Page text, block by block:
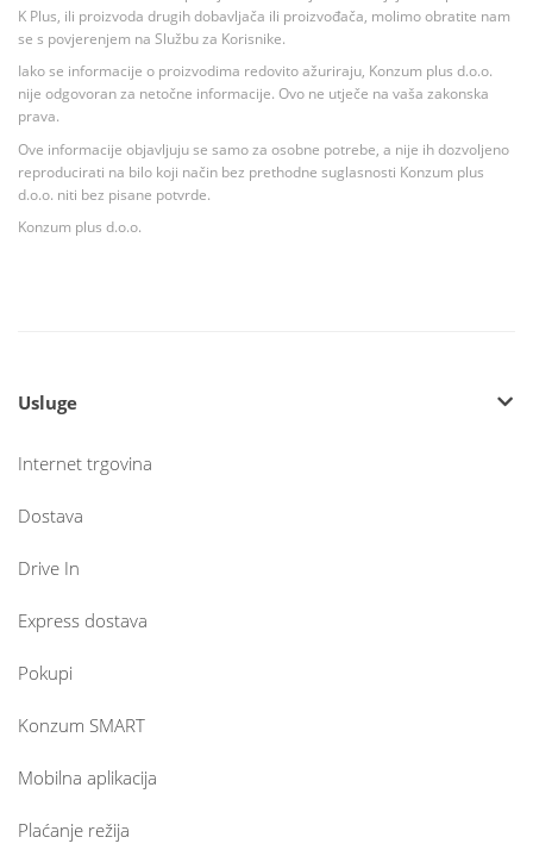
K Plus, ili proizvoda drugih dobavljača ili proizvođača, molimo obratite nam
se s povjerenjem na Službu za Korisnike.
Iako se informacije o proizvodima redovito ažuriraju, Konzum plus d.o.o.
nije odgovoran za netočne informacije. Ovo ne utječe na vaša zakonska
prava.
Ove informacije objavljuju se samo za osobne potrebe, a nije ih dozvoljeno
reproducirati na bilo koji način bez prethodne suglasnosti Konzum plus
d.o.o. niti bez pisane potvrde.
Konzum plus d.o.o.
Usluge
Internet trgovina
Dostava
Drive In
Express dostava
Pokupi
Konzum SMART
Mobilna aplikacija
Plaćanje režija